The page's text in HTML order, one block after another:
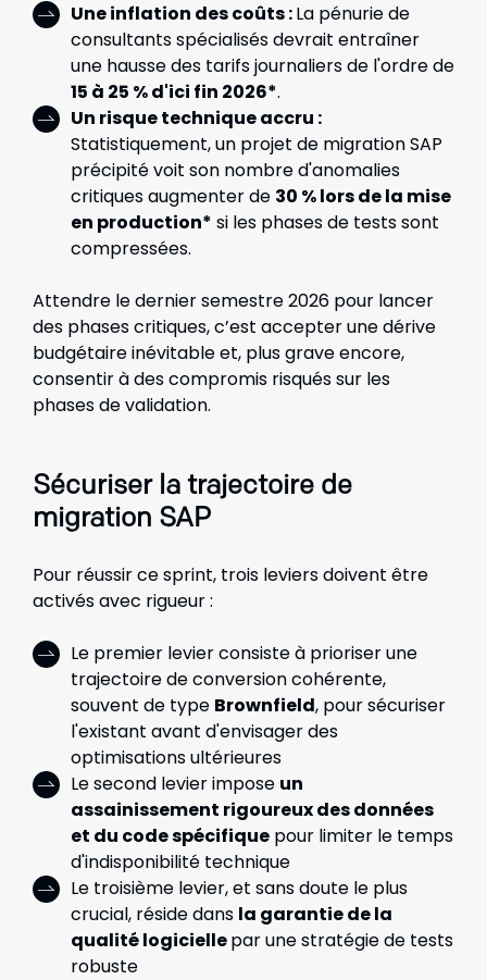
Une inflation des coûts :La pénurie de
consultants spécialisés devrait entraîner
une hausse des tarifs journaliers de l'ordre de
15 à 25 % d'ici fin 2026*.
Un risque technique accru :
Statistiquement, un projet de migration SAP
précipité voit son nombre d'anomalies
critiques augmenter de 30 % lors de la mise
en production* si les phases de tests sont
compressées.
Attendre le dernier semestre 2026 pour lancer
des phases critiques, c’est accepter une dérive
budgétaire inévitable et, plus grave encore,
consentir à des compromis risqués sur les
phases de validation.
Sécuriser la trajectoire de
migration SAP
Pour réussir ce sprint, trois leviers doivent être
activés avec rigueur :
Le premier levier consiste à prioriser une
trajectoire de conversion cohérente,
souvent de type Brownfield, pour sécuriser
l'existant avant d'envisager des
optimisations ultérieures
Le second levier impose un
assainissement rigoureux des données
et du code spécifique pour limiter le temps
d'indisponibilité technique
Le troisième levier, et sans doute le plus
crucial, réside dans la garantie de la
qualité logiciellepar une stratégie de tests
robuste